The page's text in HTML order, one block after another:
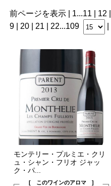
前ページを表示| 1...11| 12|
9| 20| 21| 22...109
モンテリー・プルミエ・クリ
ュ・シャン・フリオ ジャッ
ク・パ...
[ このワインのアロマ ]